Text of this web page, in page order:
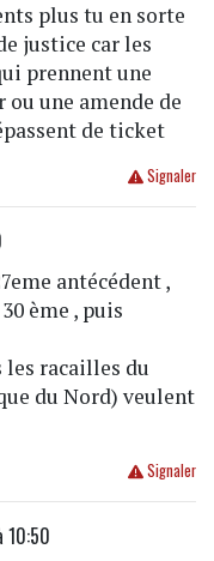
plus tu en sorte
justice car les
prennent une
une amende de
de ticket
Signaler
antécédent ,
ème , puis
les racailles du
du Nord) veulent
Signaler
10:50